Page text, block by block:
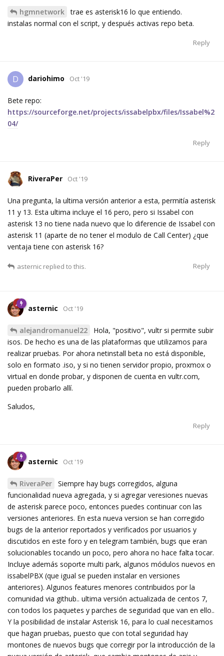
hgmnetwork trae es asterisk16 lo que entiendo.
instalas normal con el script, y después activas repo beta.
Reply
D dariohimo Oct '19
Bete repo:
https://sourceforge.net/projects/issabelpbx/files/Issabel%2
04/
Reply
RiveraPer Oct '19
Una pregunta, la ultima versión anterior a esta, permitía asterisk
11 y 13. Esta ultima incluye el 16 pero, pero si Issabel con
asterisk 13 no tiene nada nuevo que lo diferencie de Issabel con
asterisk 11 (aparte de no tener el modulo de Call Center) ¿que
ventaja tiene con asterisk 16?
Reply
asternic replied to this.
asternic Oct '19
alejandromanuel22
Hola, "positivo", vultr si permite subir
isos. De hecho es una de las plataformas que utilizamos para
realizar pruebas. Por ahora netinstall beta no está disponible,
solo en formato .iso, y si no tienen servidor propio, proxmox o
virtual en donde probar, y disponen de cuenta en vultr.com,
pueden probarlo allí.
Saludos,
Reply
asternic Oct '19
RiveraPer
Siempre hay bugs corregidos, alguna
funcionalidad nueva agregada, y si agregar veresiones nuevas
de asterisk parece poco, entonces puedes continuar con las
versiones anteriores. En esta nueva version se han corregido
bugs de la anterior reportados y verificados por usuarios y
discutidos en este foro y en telegram también, bugs que eran
solucionables tocando un poco, pero ahora no hace falta tocar.
Incluye además soporte multi park, algunos módulos nuevos en
issabelPBX (que igual se pueden instalar en versiones
anteriores). Algunos features menores contribuidos por la
comunidad via github.. ultima versión actualizada de centos 7,
con todos los paquetes y parches de seguridad que van en ello..
Y la posibilidad de instalar Asterisk 16, para lo cual necesitamos
que hagan pruebas, puesto que con total seguridad hay
montones de nuevos bugs que corregir por la introducción de la